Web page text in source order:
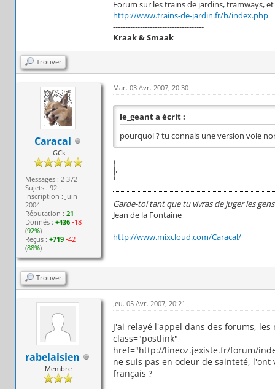
Forum sur les trains de jardins, tramways,
http://www.trains-de-jardin.fr/b/index.php
-------------------------------------
Kraak & Smaak
Trouver
Caracal
IGCk
Messages : 2 372
Sujets : 92
Inscription : Juin
2004
Réputation :21
Donnés :+436 -18
(92%)
Reçus :+719 -42
(88%)
Mar. 03 Avr. 2007, 20:30
le_geant a écrit :
pourquoi ? tu connais une version voie
Garde-toi tant que tu vivras de juger les
Jean de la Fontaine
http://www.mixcloud.com/Caracal/
Trouver
rabelaisien
Membre
Jeu. 05 Avr. 2007, 20:21
J'ai relayé l'appel dans des forums,
class="postlink"
href="http://lineoz.jexiste.fr/forum/
ne suis pas en odeur de sainteté,
français ?